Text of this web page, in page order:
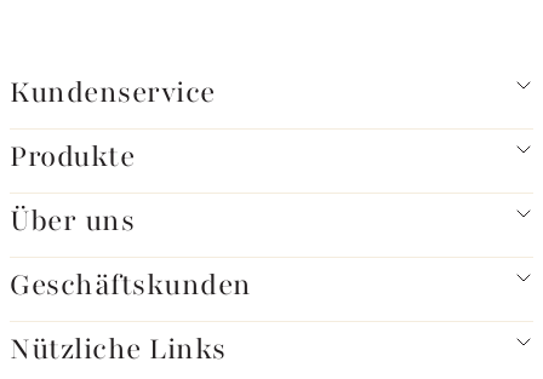
Kundenservice
Produkte
Über uns
Geschäftskunden
Nützliche Links